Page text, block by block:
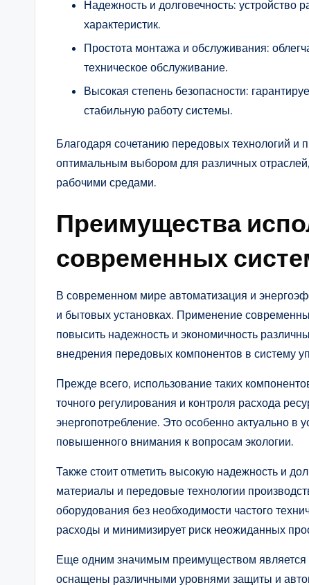
Надежность и долговечность: устройство
характеристик.
Простота монтажа и обслуживания:
техническое обслуживание.
Высокая степень безопасности:
стабильную работу системы.
Благодаря сочетанию передовых технологий
оптимальным выбором для различных
рабочими средами.
Преимущества
современных
В современном мире автоматизация и
и бытовых установках. Применение
повысить надежность и экономичность
внедрения передовых компонентов в систему
Прежде всего, использование таких
точного регулирования и контроля расхода
энергопотребление. Это особенно актуально в
повышенного внимания к вопросам экологии.
Также стоит отметить высокую надежность и
материалы и передовые технологии
оборудования без необходимости частого
расходы и минимизирует риск неожиданных
Еще одним значимым преимуществом
оснащены различными уровнями защиты и